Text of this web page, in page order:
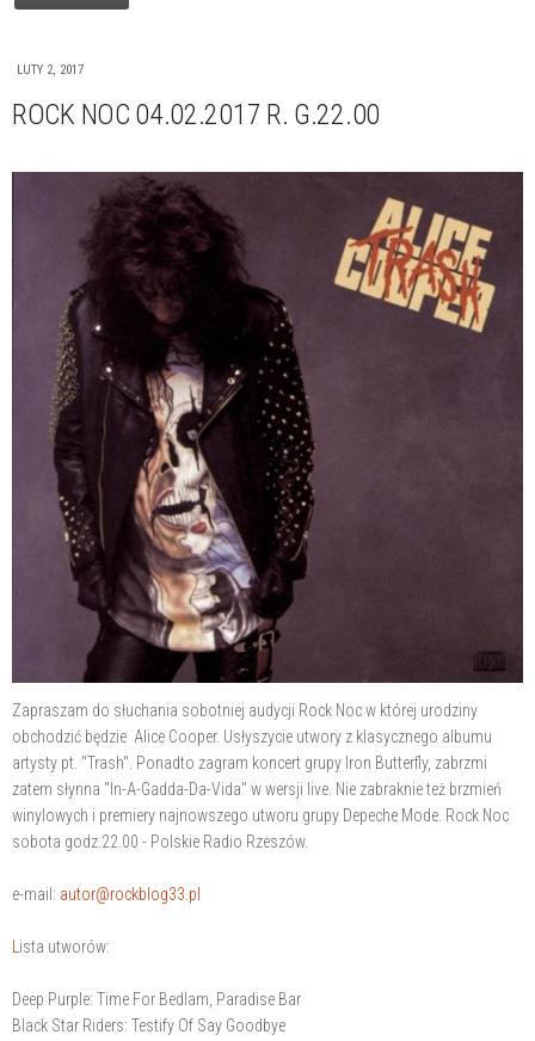
LUTY 2, 2017
ROCK NOC 04.02.2017 R. G.22.00
Zapraszam do słuchania sobotniej audycji Rock Noc w której urodziny
obchodzić będzie Alice Cooper. Usłyszycie utwory z klasycznego albumu
artysty pt. "Trash". Ponadto zagram koncert grupy Iron Butterfly, zabrzmi
zatem słynna "In-A-Gadda-Da-Vida" w wersji live. Nie zabraknie też brzmień
winylowych i premiery najnowszego utworu grupy Depeche Mode. Rock Noc
sobota godz.22.00 - Polskie Radio Rzeszów.
e-mail: autor@rockblog33.pl
ista utworów:
Deep Purple: Time For Bedlam, Paradise Bar
Black Star Riders: Testify Of Say Goodbye